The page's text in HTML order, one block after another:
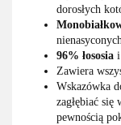
dorosłych
96% łososia
Zawiera
Wskazówka
zagłębiać się
pewnością